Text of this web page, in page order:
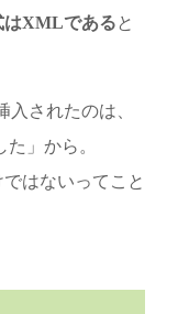
はXMLである と
されたのは、
」から。
はないってこと